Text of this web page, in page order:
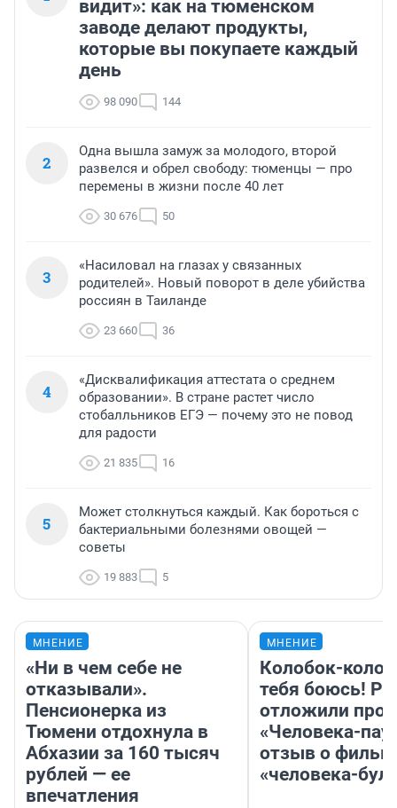
видит»: как на тюменском
заводе делают продукты,
которые вы покупаете каждый
день
98 090 144
2
Одна вышла замуж за молодого, второй
развелся и обрел свободу: тюменцы — про
перемены в жизни после 40 лет
30 676 50
3
«Насиловал на глазах у связанных
родителей». Новый поворот в деле убийства
россиян в Таиланде
23 660 36
4
«Дисквалификация аттестата о среднем
образовании». В стране растет число
стобалльников ЕГЭ — почему это не повод
для радости
21 835 16
5
Может столкнуться каждый. Как бороться с
бактериальными болезнями овощей —
советы
19 883 5
МНЕНИЕ
«Ни в чем себе не
отказывали».
Пенсионерка из
Тюмени отдохнула в
Абхазии за 160 тысяч
рублей — ее
впечатления
МНЕНИЕ
Колобок-
тебя боюсь!
отложили
«Человека-
отзыв о
«человека-